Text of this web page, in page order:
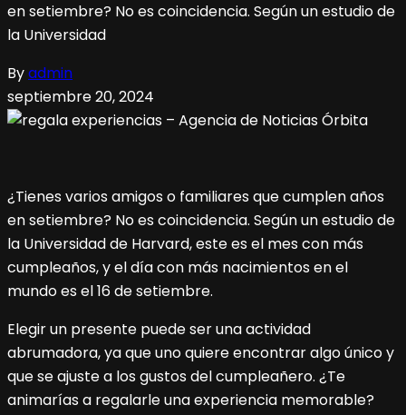
en setiembre? No es coincidencia. Según un estudio de
la Universidad
Byadmin
septiembre 20, 2024
¿Tienes varios amigos o familiares que cumplen años
en setiembre? No es coincidencia. Según un estudio de
la Universidad de Harvard, este es el mes con más
cumpleaños, y el día con más nacimientos en el
mundo es el 16 de setiembre.
Elegir un presente puede ser una actividad
abrumadora, ya que uno quiere encontrar algo único y
que se ajuste a los gustos del cumpleañero. ¿Te
animarías a regalarle una experiencia memorable?